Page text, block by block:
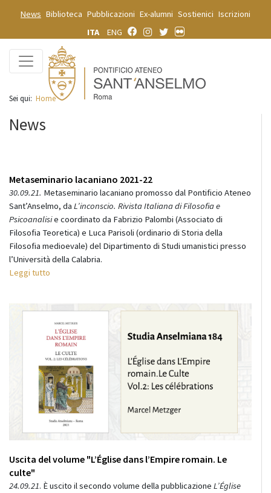
News Biblioteca Pubblicazioni Ex-alumni Sostienici Iscrizioni
ITA
ENG
Sei qui: Home
News
Metaseminario lacaniano 2021-22
30.09.21. Metaseminario lacaniano promosso dal Pontificio Ateneo
Sant’Anselmo, da L’inconscio. Rivista Italiana di Filosofia e
Psicoanalisie coordinato da Fabrizio Palombi (Associato di
Filosofia Teoretica) e Luca Parisoli (ordinario di Storia della
Filosofia medioevale) del Dipartimento di Studi umanistici presso
l’Università della Calabria.
Leggi tutto
Uscita del volume "L’Église dans l’Empire romain. Le
culte"
24.09.21. È uscito il secondo volume della pubblicazione L’Église